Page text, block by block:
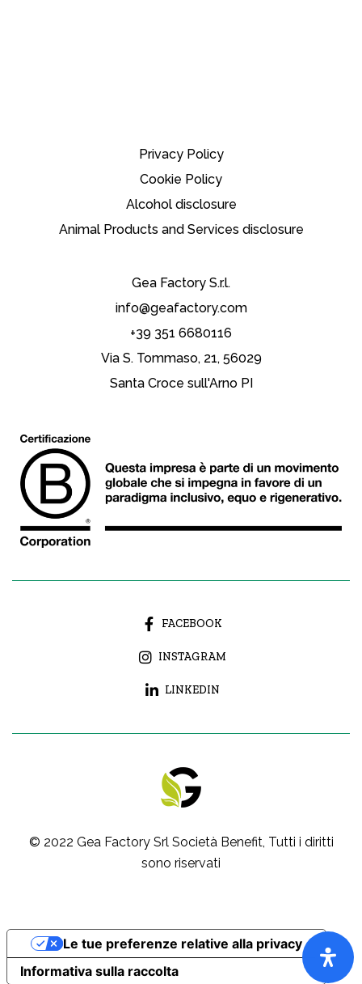
Privacy Policy
Cookie Policy
Alcohol disclosure
Animal Products and Services disclosure
Gea Factory S.r.l.
info@geafactory.com
+39 351 6680116
Via S. Tommaso, 21, 56029
Santa Croce sull'Arno PI
FACEBOOK
INSTAGRAM
LINKEDIN
© 2022 Gea Factory Srl Società Benefit, Tutti i diritti
sono riservati
Informativa sulla raccolta
Le tue preferenze relative alla privacy